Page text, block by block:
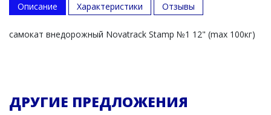
Описание Характеристики Отзывы
самокат внедорожный Novatrack Stamp №1 12" (max 100кг)
ДРУГИЕ ПРЕДЛОЖЕНИЯ